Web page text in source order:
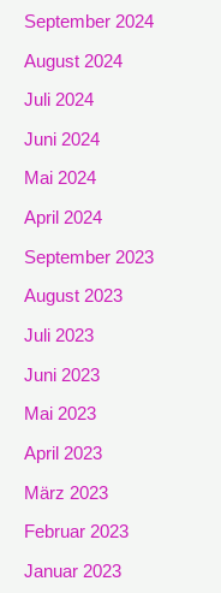
September 2024
August 2024
Juli 2024
Juni 2024
Mai 2024
April 2024
September 2023
August 2023
Juli 2023
Juni 2023
Mai 2023
April 2023
März 2023
Februar 2023
Januar 2023